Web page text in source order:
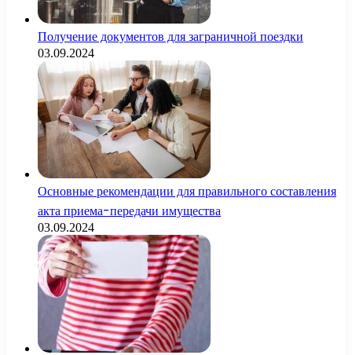
Получение документов для заграничной поездки
03.09.2024
Основные рекомендации для правильного составления
акта приема-передачи имущества
03.09.2024